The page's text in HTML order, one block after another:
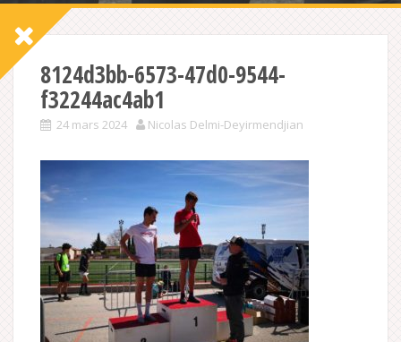
8124d3bb-6573-47d0-9544-
f32244ac4ab1
24 mars 2024 Nicolas Delmi-Deyirmendjian